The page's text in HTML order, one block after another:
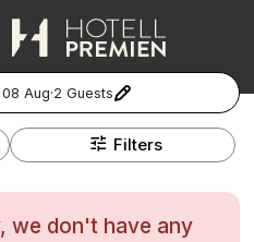
Aug·2 Guests
Filters
we don't have any